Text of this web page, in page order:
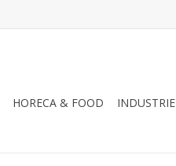
HORECA & FOOD INDUSTRIE